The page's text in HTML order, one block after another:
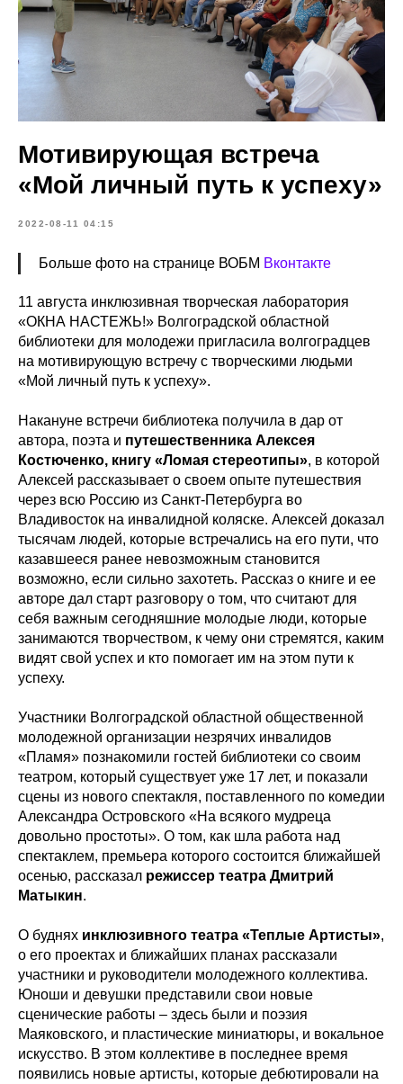
Мотивирующая встреча
«Мой личный путь к успеху»
2022-08-11 04:15
Больше фото на странице ВОБМ Вконтакте
11 августа инклюзивная творческая лаборатория
«ОКНА НАСТЕЖЬ!» Волгоградской областной
библиотеки для молодежи пригласила волгоградцев
на мотивирующую встречу с творческими людьми
«Мой личный путь к успеху».
Накануне встречи библиотека получила в дар от
автора, поэта и путешественника Алексея
Костюченко, книгу «Ломая стереотипы», в которой
Алексей рассказывает о своем опыте путешествия
через всю Россию из Санкт-Петербурга во
Владивосток на инвалидной коляске. Алексей доказал
тысячам людей, которые встречались на его пути, что
казавшееся ранее невозможным становится
возможно, если сильно захотеть. Рассказ о книге и ее
авторе дал старт разговору о том, что считают для
себя важным сегодняшние молодые люди, которые
занимаются творчеством, к чему они стремятся, каким
видят свой успех и кто помогает им на этом пути к
успеху.
Участники Волгоградской областной общественной
молодежной организации незрячих инвалидов
«Пламя» познакомили гостей библиотеки со своим
театром, который существует уже 17 лет, и показали
сцены из нового спектакля, поставленного по комедии
Александра Островского «На всякого мудреца
довольно простоты». О том, как шла работа над
спектаклем, премьера которого состоится ближайшей
осенью, рассказал режиссер театра Дмитрий
Матыкин.
О буднях инклюзивного театра «Теплые Артисты»,
о его проектах и ближайших планах рассказали
участники и руководители молодежного коллектива.
Юноши и девушки представили свои новые
сценические работы – здесь были и поэзия
Маяковского, и пластические миниатюры, и вокальное
искусство. В этом коллективе в последнее время
появились новые артисты, которые дебютировали на